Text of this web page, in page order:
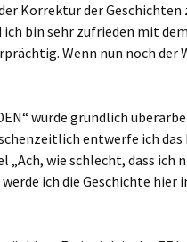
Korrektur der Geschichten
ich bin sehr zufrieden mit
Wenn nun noch der
wurde gründlich
entwerfe ich das
wie schlecht, dass ich
ich die Geschichte hier